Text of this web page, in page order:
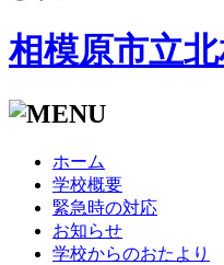
相模原市立
ホーム
学校概要
緊急時の対応
お知らせ
学校からのおたより